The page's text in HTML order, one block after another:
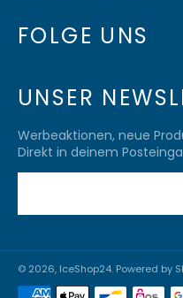
FOLGE UNS
UNSER
Werbeaktionen, neue
Direkt in deinem
© 2026, IceShop24. Powered by
Zahlungsmethoden